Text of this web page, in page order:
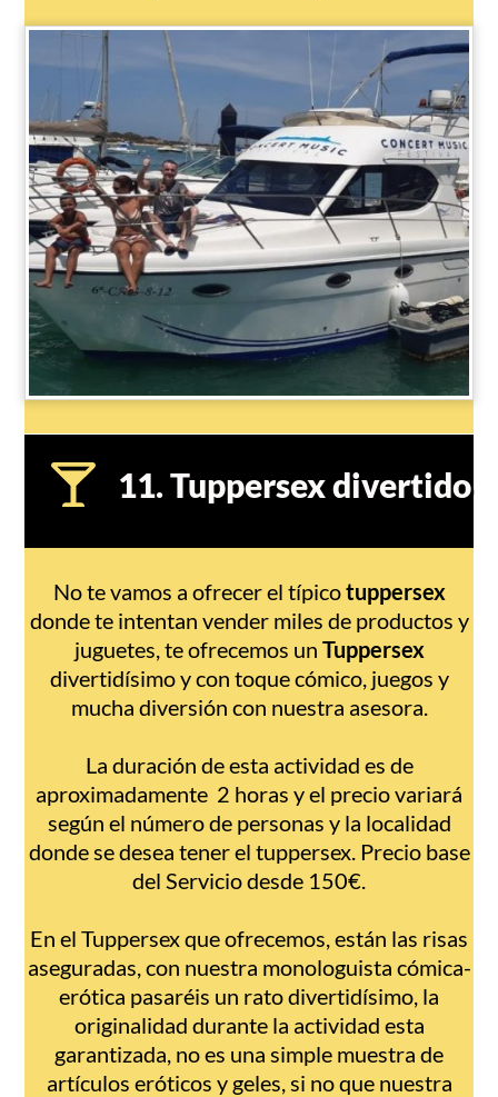
11. Tuppersex divertido
No te vamos a ofrecer el típicotuppersex
donde te intentan vender miles de productos y
juguetes, te ofrecemos un Tuppersex
divertidísimo y con toque cómico, juegos y
mucha diversión con nuestra asesora.
La duración de esta actividad es de
aproximadamente 2 horas y el precio variará
según el número de personas y la localidad
donde se desea tener el tuppersex. Precio base
del Servicio desde 150€.
En el Tuppersex que ofrecemos, están las risas
aseguradas, con nuestra monologuista cómica-
erótica pasaréis un rato divertidísimo, la
originalidad durante la actividad esta
garantizada, no es una simple muestra de
artículos eróticos y geles, si no que nuestra